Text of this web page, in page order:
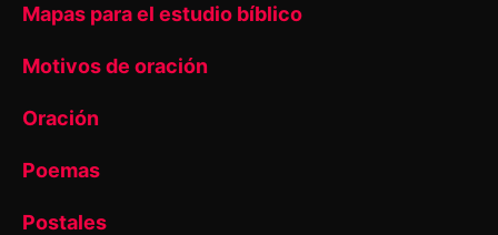
Mapas para el estudio bíblico
Motivos de oración
Oración
Poemas
Postales